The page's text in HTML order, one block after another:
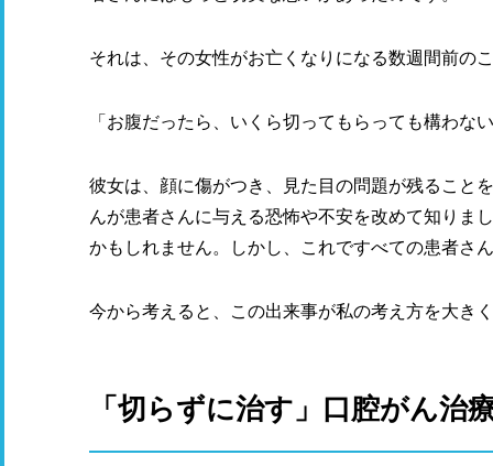
それは、その女性がお亡くなりになる数週間前の
「お腹だったら、いくら切ってもらっても構わな
彼女は、顔に傷がつき、見た目の問題が残ること
んが患者さんに与える恐怖や不安を改めて知りま
かもしれません。しかし、これですべての患者さ
今から考えると、この出来事が私の考え方を大き
「切らずに治す」口腔がん治